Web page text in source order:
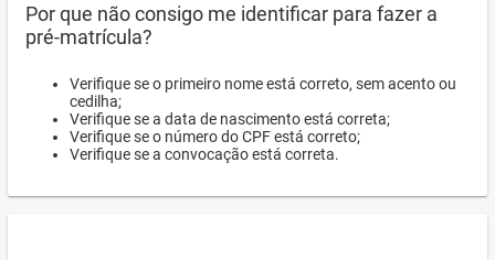
Por que não consigo me identificar para fazer a
pré-matrícula?
Verifique se o primeiro nome está correto, sem acento ou
cedilha;
Verifique se a data de nascimento está correta;
Verifique se o número do CPF está correto;
Verifique se a convocação está correta.